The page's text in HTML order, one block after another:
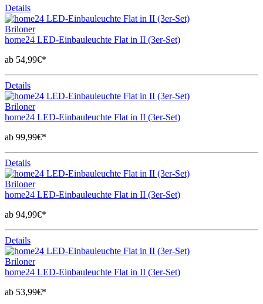
Details
Briloner
home24 LED-Einbauleuchte Flat in II (3er-Set)
ab 54,99€*
Details
Briloner
home24 LED-Einbauleuchte Flat in II (3er-Set)
ab 99,99€*
Details
Briloner
home24 LED-Einbauleuchte Flat in II (3er-Set)
ab 94,99€*
Details
Briloner
home24 LED-Einbauleuchte Flat in II (3er-Set)
ab 53,99€*